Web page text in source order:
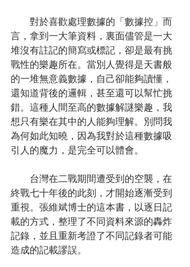
對於喜歡處理數據的「數據控」而
言，拿到一大筆資料，裏面儘管是一大
堆沒有註記的簡寫或標記，卻是最有挑
戰性的樂趣所在。當別人覺得是天書般
的一堆無意義數據，自己卻能夠讀懂，
還知道背後的邏輯，甚至還可以幫忙挑
錯。這種人間至高的數據解謎樂趣，我
想只有樂在其中的人能夠理解。別問我
為何如此知曉，因為我對於這種數據吸
引人的魔力，是完全可以體會。
台灣在二戰期間遭受到的空襲，在
終戰七十年後的此刻，才開始逐漸受到
重視。張維斌博士的這本書，以逐日記
載的方式，整理了不同資料來源的轟炸
記錄，並且重新考證了不同記錄者可能
造成的記載謬誤。